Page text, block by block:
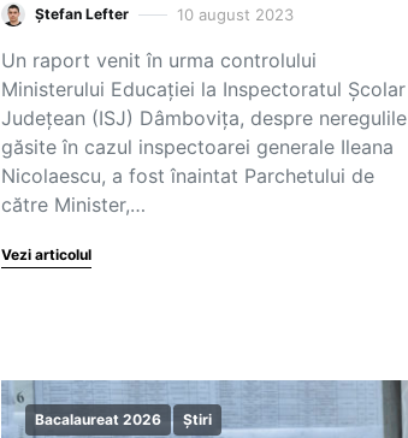
Ștefan Lefter 10 august 2023
Un raport venit în urma controlului
Ministerului Educației la Inspectoratul Școlar
Județean (ISJ) Dâmbovița, despre neregulile
găsite în cazul inspectoarei generale Ileana
Nicolaescu, a fost înaintat Parchetului de
către Minister,…
Vezi articolul
Bacalaureat 2026 Știri